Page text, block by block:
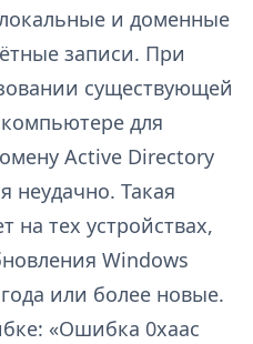
и доменные
записи. При
существующей
для
Active Directory
неудачно. Такая
на тех устройствах,
Windows
или более новые.
«Ошибка 0xaac